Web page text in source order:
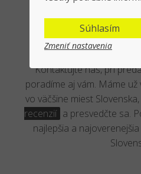
Overená
Kontaktujte nás, pri
poradíme aj vám. Máme
vo väčšine miest
recenzií a presvedčte sa.
najlepšia a
Súhlasím
Zmeniť nastavenia